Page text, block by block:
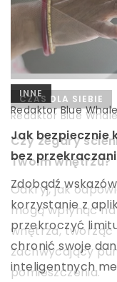
INNE
Redaktor Blue
Jak
bezpieczeństwo
domu?
Rozpoznaj, jak
wpływać na
większe
precyzyjne i
INNE
Redaktor Blue
Jak bezpiecznie
bez
Zdobądź
korzystanie z
przekroczyć
chronić swoje
inteligentnych
CZAS DLA SIEBIE
Redaktor Blue
Czy zegary
Twoim wnętrzu?
Odkryj, jak
mogą wpłynąć
wnętrza,
zachwycający
pomieszczenia.